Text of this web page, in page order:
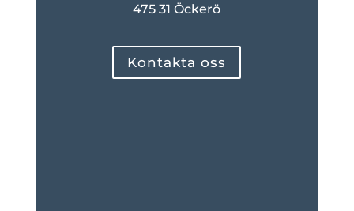
475 31 Öckerö
Kontakta oss